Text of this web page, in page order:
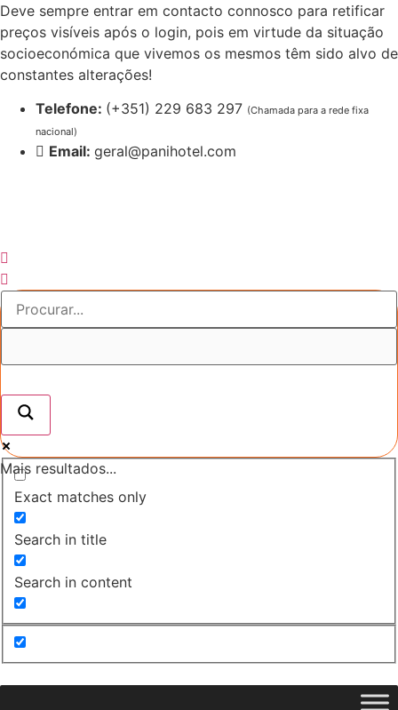
Pular
para
o
conteúdo
Deve sempre entrar em contacto connosco para retificar
preços visíveis após o login, pois em virtude da situação
socioeconómica que vivemos os mesmos têm sido alvo de
constantes alterações!
Telefone: (+351) 229 683 297 (Chamada para a rede fixa
nacional)
Email: geral@panihotel.com
Mais resultados...
Exact matches only
Search in title
Search in content